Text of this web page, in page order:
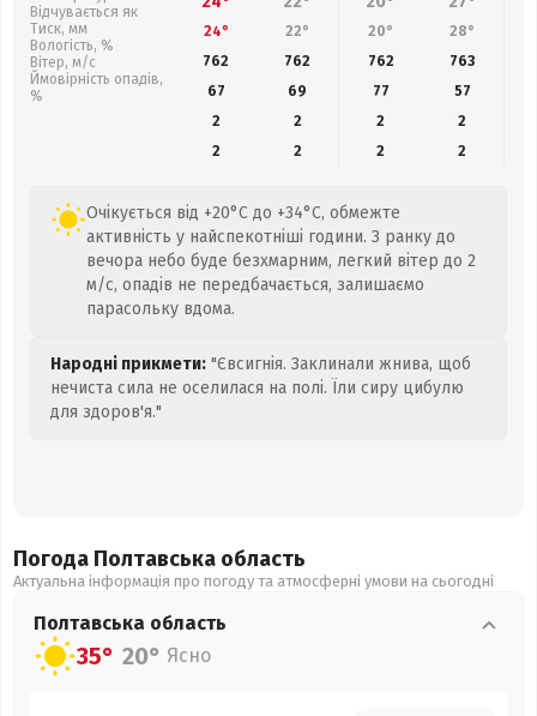
Відчувається як
Тиск, мм
Вологість, %
Вітер, м/с
Ймовірність опадів,
%
24° 22° 20° 28°
762
762 762 763
67
69 77 57
2
2 2
2
2
2 2 2
Очікується від +20°C до +34°C, обмежте
активність у найспекотніші години. З ранку до
вечора небо буде безхмарним, легкий вітер до 2
м/с, опадів не передбачається, залишаємо
парасольку вдома.
Народні прикмети: "Євсигнія. Заклинали жнива, щоб
нечиста сила не оселилася на полі. Їли сиру цибулю
для здоров'я."
Погода Полтавська область
Актуальна інформація про погоду та атмосферні умови на сьогодні
Полтавська область
35° 20° Ясно